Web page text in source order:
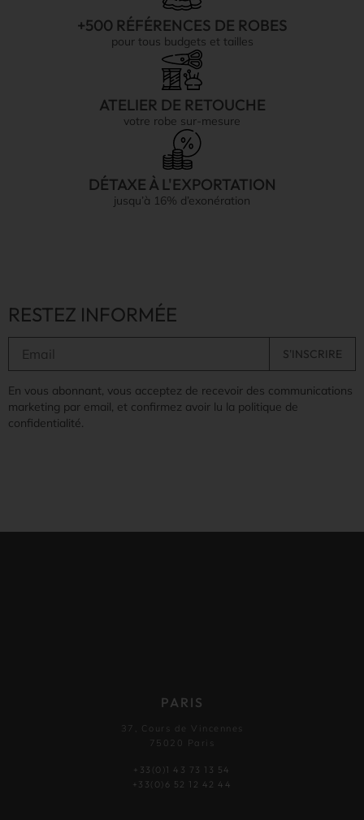
+500 RÉFÉRENCES DE ROBES
pour tous budgets et tailles
ATELIER DE RETOUCHE
votre robe sur-mesure
DÉTAXE À L'EXPORTATION
jusqu’à 16% d’exonération
RESTEZ INFORMÉE
En vous abonnant, vous acceptez de recevoir des communications
marketing par email, et confirmez avoir lu la politique de
confidentialité.
PARIS
37, Cours de Vincennes
75020 Paris
+33(0)1 43 73 13 54
+33(0)6 52 12 42 44